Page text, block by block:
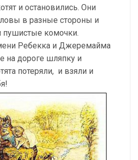
и остановились. Они
в разные стороны и
пушистые комочки.
Ребекка и Джеремайма
на дороге шляпку и
потеряли, и взяли и